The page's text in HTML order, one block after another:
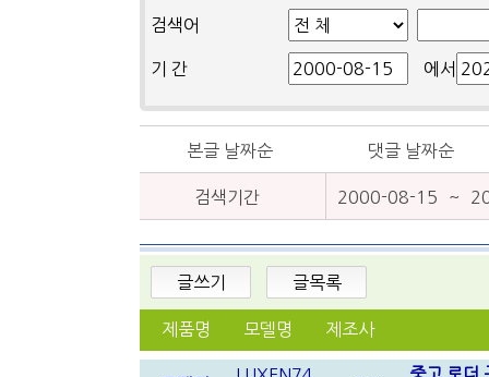
검색어
기 간 에서
본글 날짜순 댓글 날짜순
검색기간 2000-08-15 ~
글쓰기 글목록
제품명 모델명 제조사